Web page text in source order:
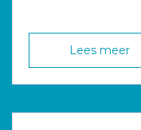
Lees meer